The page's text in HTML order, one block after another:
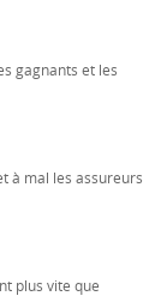
gagnants et les
à mal les assureurs
plus vite que